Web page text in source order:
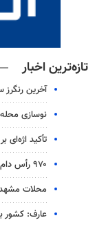
تازه‌ترین اخبار
آخرین
نوسازی محله
تأکید
۹۷۰ رأس دام در روانسر علیه بیماری طاعون واکسینه شدند
محلات
عارف: کشور